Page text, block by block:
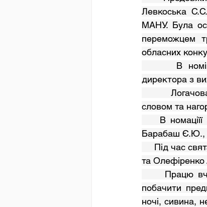
Левкоська
МАНУ. Була
переможцем
директора з
словом та
Барабаш
та
побачити
ночі, сивина,